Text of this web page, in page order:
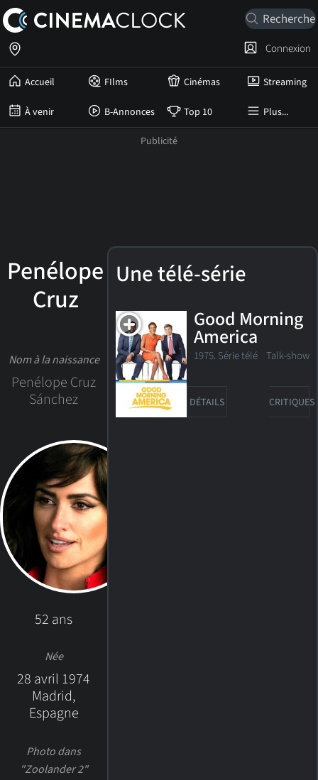
Accueil FIlms Cinémas Streaming
À venir B-Annonces Top 10 Plus...
Connexion
Penélope
Cruz
Nom à la naissance
Penélope Cruz
Sánchez
52 ans
Née
28 avril 1974
Madrid,
Espagne
Photo dans
"Zoolander 2"
Une télé-série
Good Morning
America
1975. Série télé Talk-show
DÉTAILS CRITIQUES